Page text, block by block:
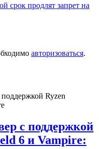
срок продлят запрет на
авторизоваться.
с поддержкой
6 и Vampire: